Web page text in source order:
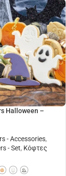
Halloween –
- Accessories,
- Set, Κόφτες